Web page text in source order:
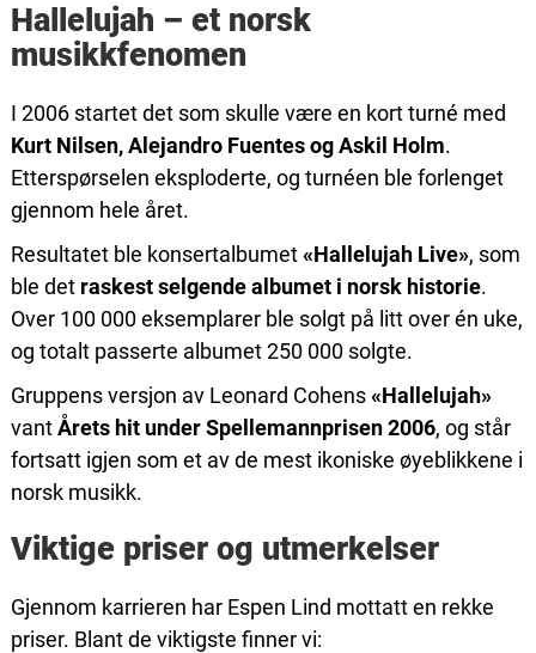
Hallelujah – et norsk
musikkfenomen
I 2006 startet det som skulle være en kort turné med
Kurt Nilsen, Alejandro Fuentes og Askil Holm.
Etterspørselen eksploderte, og turnéen ble forlenget
gjennom hele året.
Resultatet ble konsertalbumet«Hallelujah Live», som
ble det raskest selgende albumet i norsk historie.
Over 100 000 eksemplarer ble solgt på litt over én uke,
og totalt passerte albumet 250 000 solgte.
Gruppens versjon av Leonard Cohens«Hallelujah»
vantÅrets hit under Spellemannprisen 2006, og står
fortsatt igjen som et av de mest ikoniske øyeblikkene i
norsk musikk.
Viktige priser og utmerkelser
Gjennom karrieren har Espen Lind mottatt en rekke
priser. Blant de viktigste finner vi: